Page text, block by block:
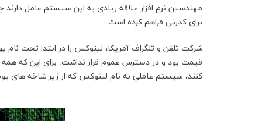
برای کدزنی فراهم کرده است.
قیمت بود و در دسترس عموم قرار نداشت. برای این که همه
کنند، سیستم عاملی به نام لینوکس که از زیر شاخه های